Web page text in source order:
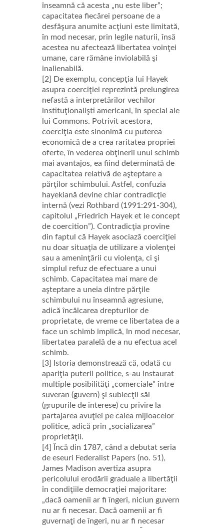
înseamnă că acesta „nu este liber”;
capacitatea fiecărei persoane de a
desfăşura anumite acţiuni este limitată,
în mod necesar, prin legile naturii, însă
acestea nu afectează libertatea voinţei
umane, care rămâne inviolabilă şi
inalienabilă.
[2] De exemplu, concepţia lui Hayek
asupra coerciţiei reprezintă prelungirea
nefastă a interpretărilor vechilor
instituţionalişti americani, în special ale
lui Commons. Potrivit acestora,
coerciţia este sinonimă cu puterea
economică de a crea raritatea propriei
oferte, în vederea obţinerii unui schimb
mai avantajos, ea fiind determinată de
capacitatea relativă de aşteptare a
părţilor schimbului. Astfel, confuzia
hayekiană devine chiar contradicţie
internă (vezi Rothbard (1991:291-304),
capitolul „Friedrich Hayek et le concept
de coercition”). Contradicţia provine
din faptul că Hayek asociază coerciţiei
nu doar situaţia de utilizare a violenţei
sau a ameninţării cu violenţa, ci şi
simplul refuz de efectuare a unui
schimb. Capacitatea mai mare de
aşteptare a uneia dintre părţile
schimbului nu înseamnă agresiune,
adică încălcarea drepturilor de
proprietate, de vreme ce libertatea de a
face un schimb implică, în mod necesar,
libertatea paralelă de a nu efectua acel
schimb.
[3] Istoria demonstrează că, odată cu
apariţia puterii politice, s-au instaurat
multiple posibilităţi „comerciale” între
suveran (guvern) şi subiecţii săi
(grupurile de interese) cu privire la
partajarea avuţiei pe calea mijloacelor
politice, adică prin „socializarea”
proprietăţii.
[4] Încă din 1787, când a debutat seria
de eseuri Federalist Papers (no. 51),
James Madison avertiza asupra
pericolului erodării graduale a libertăţii
în condiţiile democraţiei majoritare:
„dacă oamenii ar fi îngeri, niciun guvern
nu ar fi necesar. Dacă oamenii ar fi
guvernaţi de îngeri, nu ar fi necesar